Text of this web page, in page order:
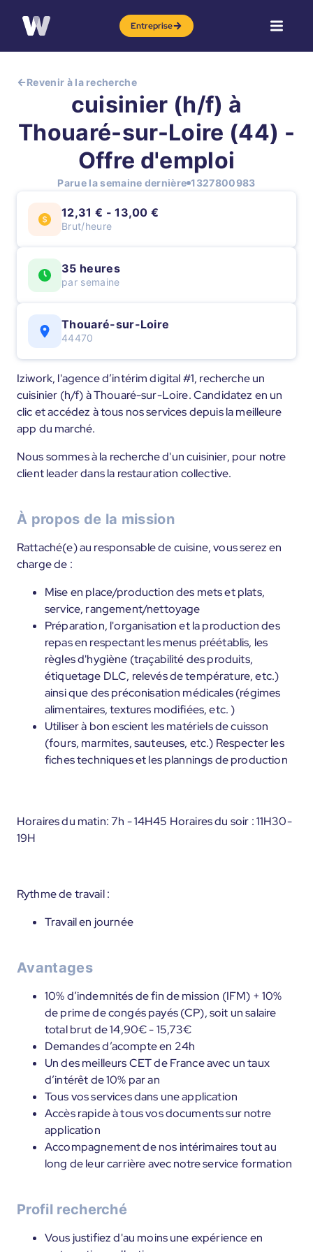
Entreprise
Revenir à la recherche
cuisinier (h/f) à
Thouaré-sur-Loire (44) -
Offre d'emploi
Parue la semaine dernière 1327800983
12,31 € - 13,00 €
Brut/heure
35 heures
par semaine
Thouaré-sur-Loire
44470
Iziwork, l'agence d’intérim digital #1, recherche un
cuisinier (h/f) à Thouaré-sur-Loire. Candidatez en un
clic et accédez à tous nos services depuis la meilleure
app du marché.
Nous sommes à la recherche d'un cuisinier, pour notre
client leader dans la restauration collective.
À propos de la mission
Rattaché(e) au responsable de cuisine, vous serez en
charge de :
Mise en place/production des mets et plats,
service, rangement/nettoyage
Préparation, l'organisation et la production des
repas en respectant les menus préétablis, les
règles d'hygiène (traçabilité des produits,
étiquetage DLC, relevés de température, etc.)
ainsi que des préconisation médicales (régimes
alimentaires, textures modifiées, etc. )
Utiliser à bon escient les matériels de cuisson
(fours, marmites, sauteuses, etc.) Respecter les
fiches techniques et les plannings de production
Horaires du matin: 7h - 14H45 Horaires du soir : 11H30-
19H
Rythme de travail :
Travail en journée
Avantages
10% d’indemnités de fin de mission (IFM) + 10%
de prime de congés payés (CP), soit un salaire
total brut de 14,90€ - 15,73€
Demandes d’acompte en 24h
Un des meilleurs CET de France avec un taux
d’intérêt de 10% par an
Tous vos services dans une application
Accès rapide à tous vos documents sur notre
application
Accompagnement de nos intérimaires tout au
long de leur carrière avec notre service formation
Profil recherché
Vous justifiez d'au moins une expérience en